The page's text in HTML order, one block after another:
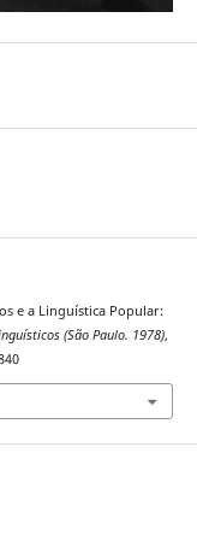
e a Linguística Popular:
(São Paulo. 1978),